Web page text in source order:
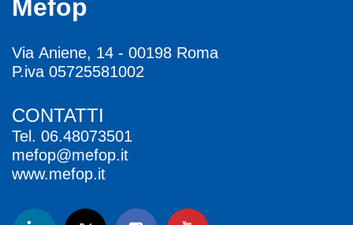
Mefop
Via Aniene, 14 - 00198 Roma
P.iva 05725581002
CONTATTI
Tel. 06.48073501
mefop@mefop.it
www.mefop.it